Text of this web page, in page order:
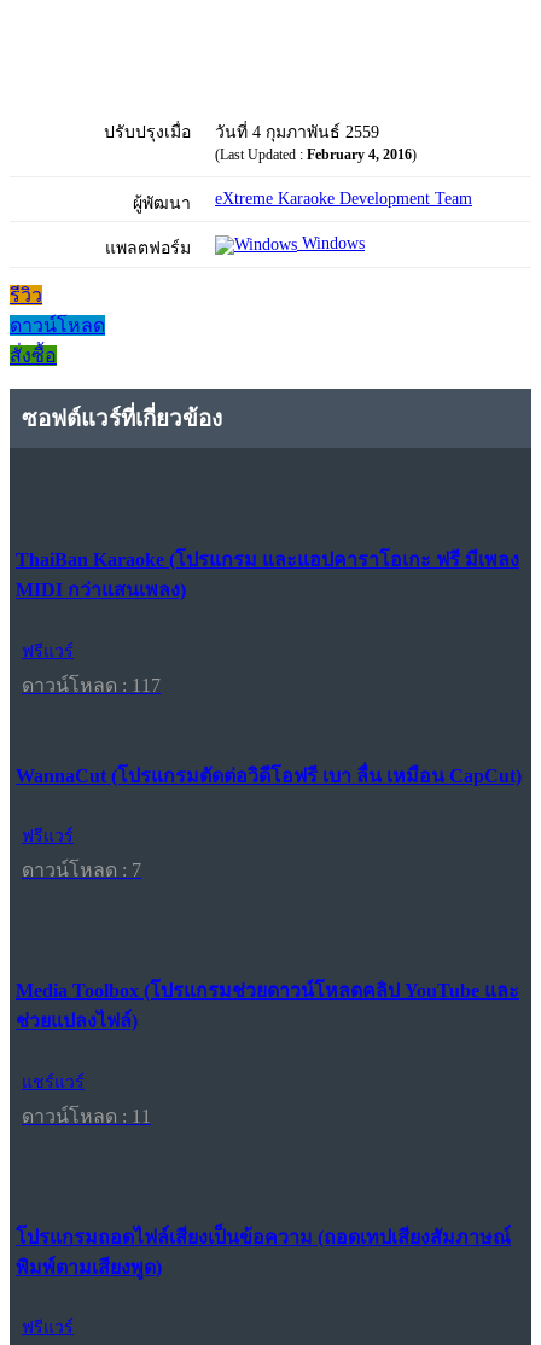
ปรับปรุงเมื่อ วันที่ 4 กุมภาพันธ์ 2559
(Last Updated : February 4, 2016)
ผู้พัฒนา eXtreme Karaoke Development Team
แพลตฟอร์ม Windows
รีวิว
ดาวน์โหลด
สั่งซื้อ
ซอฟต์แวร์ที่เกี่ยวข้อง
ThaiBan Karaoke (โปรแกรม และแอปคาราโอเกะ ฟรี มีเพลง
MIDI กว่าแสนเพลง)
ฟรีแวร์
ดาวน์โหลด : 117
WannaCut (โปรแกรมตัดต่อวิดีโอฟรี เบา ลื่น เหมือน CapCut)
ฟรีแวร์
ดาวน์โหลด : 7
Media Toolbox (โปรแกรมช่วยดาวน์โหลดคลิป YouTube และ
ช่วยแปลงไฟล์)
แชร์แวร์
ดาวน์โหลด : 11
โปรแกรมถอดไฟล์เสียงเป็นข้อความ (ถอดเทปเสียงสัมภาษณ์
พิมพ์ตามเสียงพูด)
ฟรีแวร์